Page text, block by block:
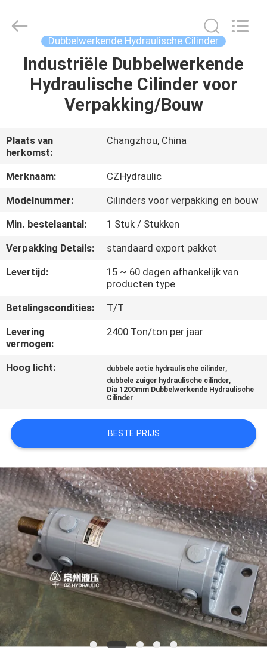
THUIS
PRODUCTEN
VIDEO'S
OVER
ONS
KWALITEITSCONTROLE
NEEM
CONTACT
MET
ONS
VRAAG
EEN
OFFERTE
SITEMAP
PRIVACYBELEID
EQUIPMENT
CO.,LTD.
Dubbelwerkende Hydraulische Cilinder
Industriële Dubbelwerkende
Hydraulische Cilinder voor
Verpakking/Bouw
Plaats van
herkomst:
Changzhou, China
Merknaam:
CZHydraulic
Modelnummer:
Cilinders voor verpakking en bouw
Min. bestelaantal:
1 Stuk / Stukken
Verpakking Details:
standaard export pakket
Levertijd:
15 ~ 60 dagen afhankelijk van
producten type
Betalingscondities:
T/T
Levering
vermogen:
2400 Ton/ton per jaar
Hoog licht: dubbele actie hydraulische cilinder,
dubbele zuiger hydraulische cilinder,
Dia 1200mm Dubbelwerkende Hydraulische
Cilinder
BESTE PRIJS